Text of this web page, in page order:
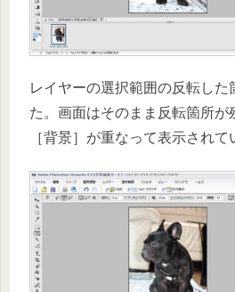
レイヤーの選択範囲の反転した
た。画面はそのまま反転箇所が
［背景］が重なって表示されて